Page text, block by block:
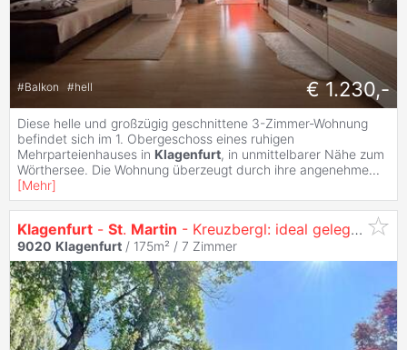
#Balkon #hell € 1.230,-
Diese helle und großzügig geschnittene 3-Zimmer-Wohnung
befindet sich im 1. Obergeschoss eines ruhigen
Mehrparteienhauses in Klagenfurt, in unmittelbarer Nähe zum
Wörthersee. Die Wohnung überzeugt durch ihre angenehme...
[Mehr]
Klagenfurt - St. Martin - Kreuzbergl: ideal gelegen Immobilie mit TOP POTENTIAL
9020 Klagenfurt / 175m² / 7 Zimmer